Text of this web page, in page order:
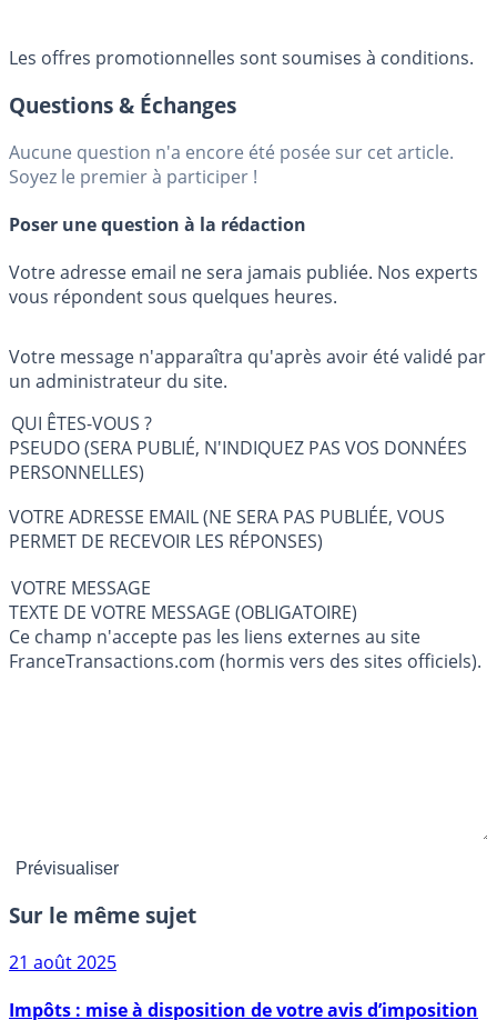
Les offres promotionnelles sont soumises à conditions.
Questions & Échanges
Aucune question n'a encore été posée sur cet article.
Soyez le premier à participer !
Poser une question à la rédaction
Votre adresse email ne sera jamais publiée. Nos experts
vous répondent sous quelques heures.
Votre message n'apparaîtra qu'après avoir été validé par
un administrateur du site.
QUI ÊTES-VOUS ?
PSEUDO (SERA PUBLIÉ, N'INDIQUEZ PAS VOS DONNÉES
PERSONNELLES)
VOTRE ADRESSE EMAIL (NE SERA PAS PUBLIÉE, VOUS
PERMET DE RECEVOIR LES RÉPONSES)
VOTRE MESSAGE
TEXTE DE VOTRE MESSAGE (OBLIGATOIRE)
Ce champ n'accepte pas les liens externes au site
FranceTransactions.com (hormis vers des sites officiels).
Sur le même sujet
21 août 2025